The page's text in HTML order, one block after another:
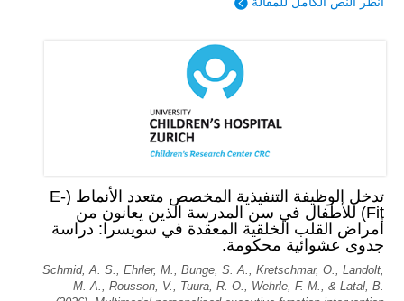
تدخل الوظيفة التنفيذية المخصص متعدد الأنماط (E-
Fit) للأطفال في سن المدرسة الذين يعانون من
أمراض القلب الخلقية المعقدة في سويسرا: دراسة
جدوى عشوائية محكومة.
Schmid, A. S., Ehrler, M., Bunge, S. A., Kretschmar, O., Landolt,
M. A., Rousson, V., Tuura, R. O., Wehrle, F. M., & Latal, B.